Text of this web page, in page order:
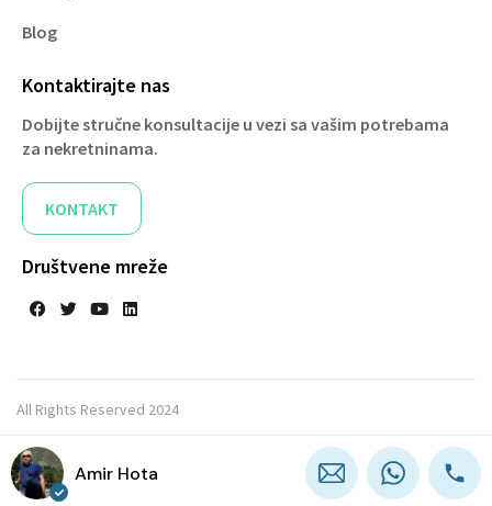
Blog
Kontaktirajte nas
Dobijte stručne konsultacije u vezi sa vašim potrebama
za nekretninama.​
KONTAKT
Društvene mreže
All Rights Reserved 2024
Designed by HAJ CODE
Amir Hota